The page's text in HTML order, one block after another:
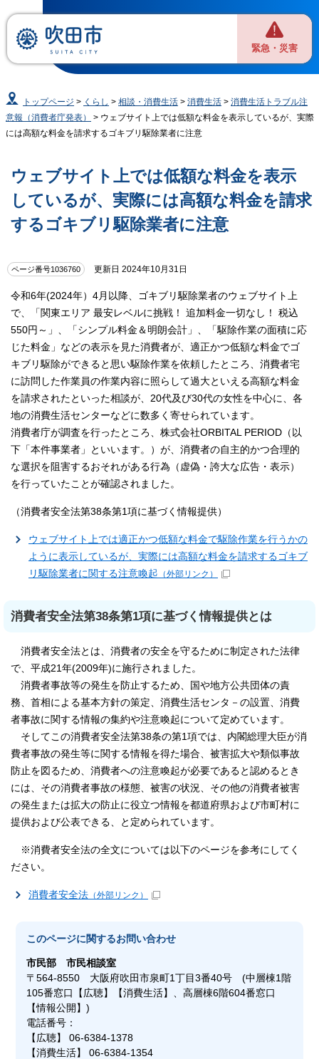
緊急・災害
トップページ > くらし >相談・消費生活 >消費生活 >消費生活トラブル注
意報（消費者庁発表）
> ウェブサイト上では低額な料金を表示しているが、実際
には高額な料金を請求するゴキブリ駆除業者に注意
ウェブサイト上では低額な料金を表示
しているが、実際には高額な料金を請求
するゴキブリ駆除業者に注意
ページ番号1036760 更新日 2024年10月31日
令和6年(2024年）4月以降、ゴキブリ駆除業者のウェブサイト上
で、「関東エリア 最安レベルに挑戦！ 追加料金一切なし！ 税込
550円～」、「シンプル料金＆明朗会計」、「駆除作業の面積に応
じた料金」などの表示を見た消費者が、適正かつ低額な料金でゴ
キブリ駆除ができると思い駆除作業を依頼したところ、消費者宅
に訪問した作業員の作業内容に照らして過大といえる高額な料金
を請求されたといった相談が、20代及び30代の女性を中心に、各
地の消費生活センターなどに数多く寄せられています。
消費者庁が調査を行ったところ、株式会社ORBITAL PERIOD（以
下「本件事業者」といいます。）が、消費者の自主的かつ合理的
な選択を阻害するおそれがある行為（虚偽・誇大な広告・表示）
を行っていたことが確認されました。
（消費者安全法第38条第1項に基づく情報提供）
ウェブサイト上では適正かつ低額な料金で駆除作業を行うかの
ように表示しているが、実際には高額な料金を請求するゴキブ
リ駆除業者に関する注意喚起 （外部リンク）
消費者安全法第38条第1項に基づく情報提供とは
消費者安全法とは、消費者の安全を守るために制定された法律
で、平成21年(2009年)に施行されました。
消費者事故等の発生を防止するため、国や地方公共団体の責
務、首相による基本方針の策定、消費生活センタ－の設置、消費
者事故に関する情報の集約や注意喚起について定めています。
そしてこの消費者安全法第38条の第1項では、内閣総理大臣が消
費者事故の発生等に関する情報を得た場合、被害拡大や類似事故
防止を図るため、消費者への注意喚起が必要であると認めるとき
には、その消費者事故の様態、被害の状況、その他の消費者被害
の発生または拡大の防止に役立つ情報を都道府県および市町村に
提供および公表できる、と定められています。
※消費者安全法の全文については以下のページを参考にしてく
ださい。
消費者安全法 （外部リンク）
このページに関するお問い合わせ
市民部市民相談室
〒564-8550 大阪府吹田市泉町1丁目3番40号 (中層棟1階
105番窓口【広聴】【消費生活】、高層棟6階604番窓口
【情報公開】)
電話番号：
【広聴】 06-6384-1378
【消費生活】 06-6384-1354